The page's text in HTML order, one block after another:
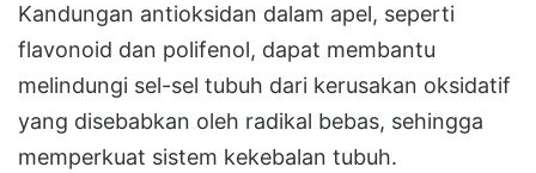
Kandungan antioksidan dalam apel, seperti
flavonoid dan polifenol, dapat membantu
melindungi sel-sel tubuh dari kerusakan oksidatif
yang disebabkan oleh radikal bebas, sehingga
memperkuat sistem kekebalan tubuh.